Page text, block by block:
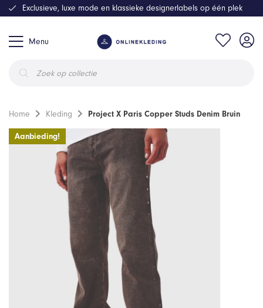
Menu
zoeken
Exclusieve, luxe mode en klassieke designerlabels op één plek
Home Kleding Project X Paris Copper Studs Denim Bruin
Aanbieding!